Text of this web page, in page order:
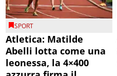
SPORT
Atletica: Matilde
Abelli lotta come una
leonessa, la 4×400